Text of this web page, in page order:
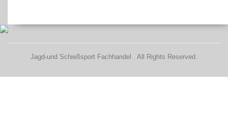
Jagd-und Schießsport Fachhandel . All Rights Reserved.